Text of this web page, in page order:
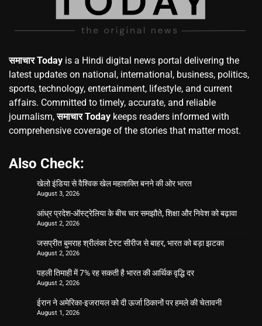
समाचार Today is a Hindi digital news portal delivering the
latest updates on national, international, business, politics,
sports, technology, entertainment, lifestyle, and current
affairs. Committed to timely, accurate, and reliable
journalism,समाचार Today keeps readers informed with
comprehensive coverage of the stories that matter most.
Also Check:
खेलो इंडिया से वैश्विक खेल महाशक्ति बनने की ओर भारत
August 3, 2026
आंध्र प्रदेश-ऑस्ट्रेलिया के बीच चार समझौते, शिक्षा और निवेश को बढ़ावा
August 2, 2026
जसप्रीत बुमराह श्रीलंका टेस्ट सीरीज से बाहर, भारत को बड़ा झटका
August 2, 2026
पहली तिमाही में 7% रह सकती है भारत की आर्थिक वृद्धि दर
August 2, 2026
ईरान ने अमेरिका-इजरायल को दी ऊर्जा ठिकानों पर हमले की चेतावनी
August 1, 2026